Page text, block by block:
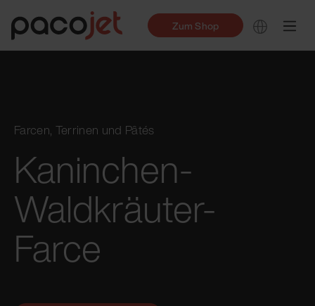
Zum Shop
Farcen, Terrinen und Pâtés
Kaninchen-
Waldkräuter-
Farce